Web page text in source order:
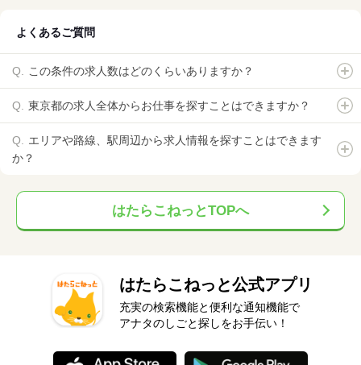
よくあるご質問
この条件の求人数はどのくらいありますか？
東京都の求人全体からお仕事を探すことはできますか？
エリアや路線、駅周辺から求人情報を探すことはできます
か？
はたらこねっとTOPへ
はたらこねっと公式アプリ
充実の検索機能と便利な通知機能で
アナタのしごと探しをお手伝い！